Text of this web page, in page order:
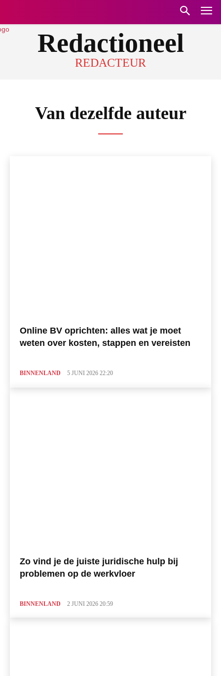
Redactioneel
REDACTEUR
Van dezelfde auteur
Online BV oprichten: alles wat je moet
weten over kosten, stappen en vereisten
BINNENLAND 5 JUNI 2026 22:20
Zo vind je de juiste juridische hulp bij
problemen op de werkvloer
BINNENLAND 2 JUNI 2026 20:59